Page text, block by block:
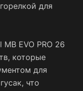
для
EVO PRO 26
которые
для
что